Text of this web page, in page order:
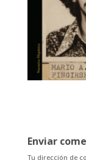
Enviar
Tu dirección de